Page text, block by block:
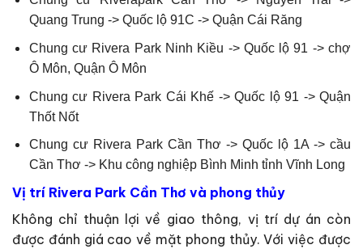
Quang Trung -> Quốc lộ 91C -> Quận Cái Răng
Chung cư Rivera Park Ninh Kiều -> Quốc lộ 91 -> chợ
Ô Môn, Quận Ô Môn
Chung cư Rivera Park Cái Khế -> Quốc lộ 91 -> Quận
Thốt Nốt
Chung cư Rivera Park Cần Thơ -> Quốc lộ 1A -> cầu
Cần Thơ -> Khu công nghiệp Bình Minh tỉnh Vĩnh Long
Vị trí Rivera Park Cần Thơ và phong thủy
Không chỉ thuận lợi về giao thông, vị trí dự án còn
được đánh giá cao về mặt phong thủy. Với việc được